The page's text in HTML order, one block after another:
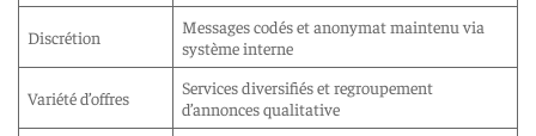
Discrétion
Messages codés et anonymat maintenu via
système interne
Variété d’offres
Services diversifiés et regroupement
d’annonces qualitative